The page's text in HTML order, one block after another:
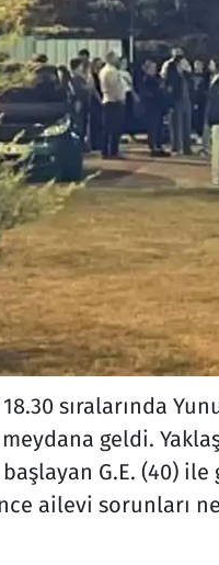
sıralarında
geldi.
G.E. (40)
ailevi sorunları